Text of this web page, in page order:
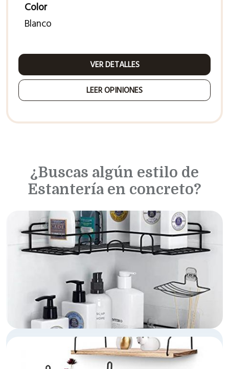
Color
Blanco
VER DETALLES
LEER OPINIONES
¿Buscas algún estilo de
Estantería en concreto?